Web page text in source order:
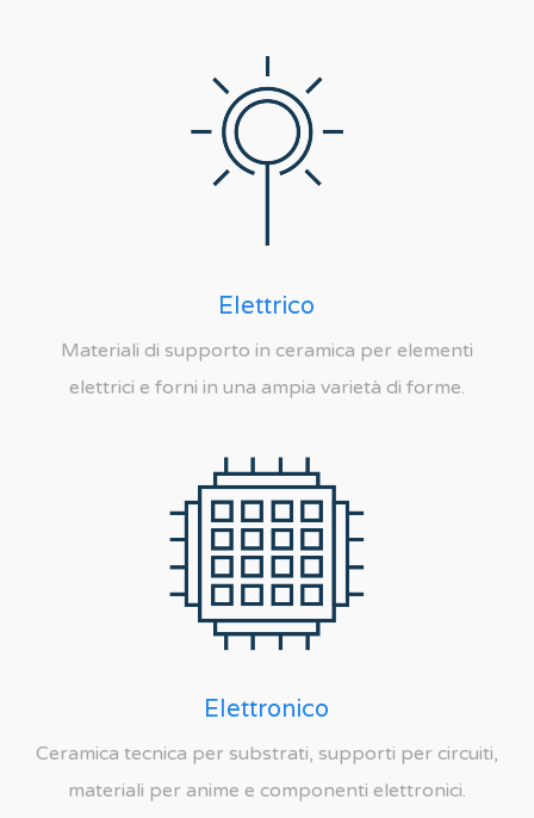
Elettrico
Materiali di supporto in ceramica per elementi
elettrici e forni in una ampia varietà di forme.
Elettronico
Ceramica tecnica per substrati, supporti per circuiti,
materiali per anime e componenti elettronici.